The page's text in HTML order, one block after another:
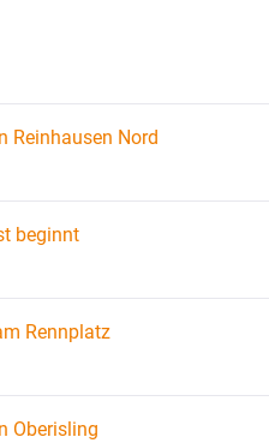
Reinhausen Nord
beginnt
Rennplatz
Oberisling